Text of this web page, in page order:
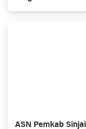
ASN Pemkab